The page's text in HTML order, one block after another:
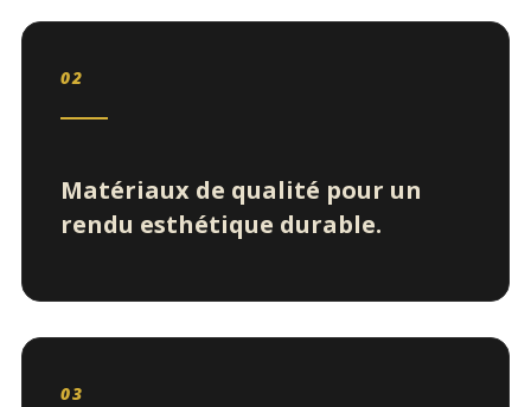
02
Matériaux de qualité pour un
rendu esthétique durable.
03